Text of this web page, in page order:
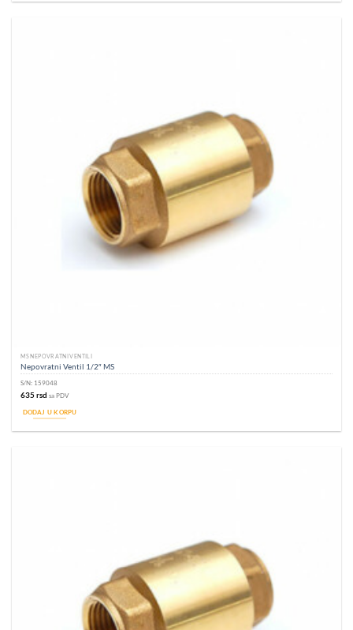
MS NEPOVRATNI VENTILI
Nepovratni Ventil 1/2″ MS
S/N: 159048
635rsd sa PDV
DODAJ U KORPU